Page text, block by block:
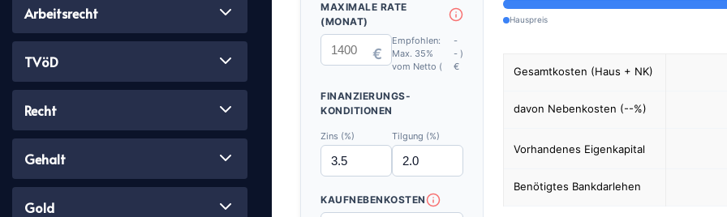
Arbeitsrecht
TVöD
Recht
Gehalt
Gold
MAXIMALE RATE
(MONAT)
€
Empfohlen:
Max. 35%
vom Netto (
-
-
€
)
FINANZIERUNGS-
KONDITIONEN
Zins (%) Tilgung (%)
KAUFNEBENKOSTEN
Hauspreis
Gesamtkosten (Haus + NK)
davon Nebenkosten (--%)
Vorhandenes Eigenkapital
Benötigtes Bankdarlehen